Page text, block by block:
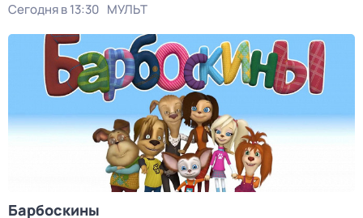
Сегодня в 13:30 МУЛЬТ
Барбоскины